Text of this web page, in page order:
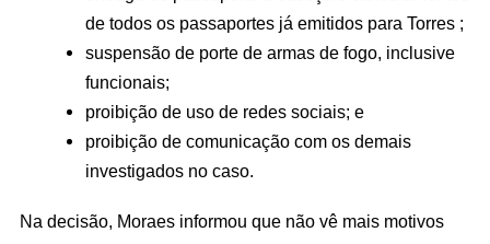
de todos os passaportes já emitidos para Torres ;
suspensão de porte de armas de fogo, inclusive
funcionais;
proibição de uso de redes sociais; e
proibição de comunicação com os demais
investigados no caso.
Na decisão, Moraes informou que não vê mais motivos